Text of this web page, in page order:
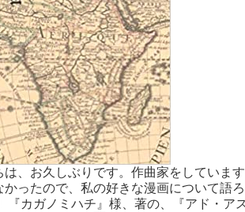
は、お久しぶりです。作曲家をしていま
かったので、私の好きな漫画について語
『カガノミハチ』様、著の、『アド・ア